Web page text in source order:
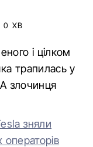
0 ХВ
і цілком
трапилась у
злочинця
зняли
операторів